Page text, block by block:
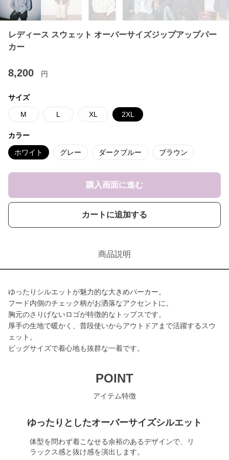
レディース スウェット オーバーサイズジップアップパー
カー
8,200 円
サイズ
M L XL 2XL
カラー
ホワイト グレー ダークブルー ブラウン
購入画面に進む
カートに追加する
商品説明
ゆったりシルエットが魅力的な大きめパーカー。
フード内側のチェック柄がお洒落なアクセントに。
胸元のさりげないロゴが特徴的なトップスです。
厚手の生地で暖かく、普段使いからアウトドアまで活躍するスウ
ェット。
ビッグサイズで着心地も抜群な一着です。
POINT
アイテム特徴
ゆったりとしたオーバーサイズシルエット
体型を問わず着こなせる余裕のあるデザインで、リ
ラックス感と抜け感を演出します。